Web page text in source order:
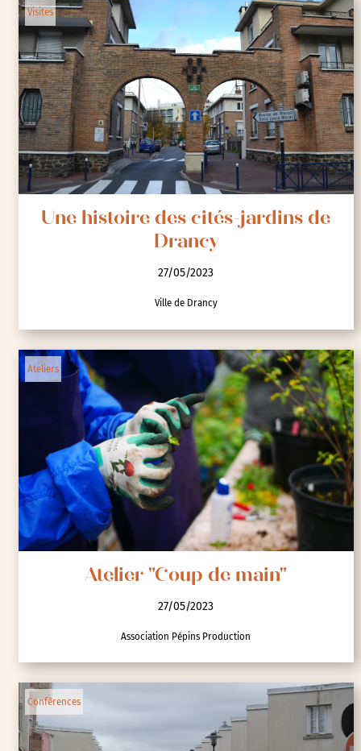
Visites
Une histoire des cités-jardins de
Drancy
27/05/2023
Ville de Drancy
Ateliers
Atelier "Coup de main"
27/05/2023
Association Pépins Production
Conférences